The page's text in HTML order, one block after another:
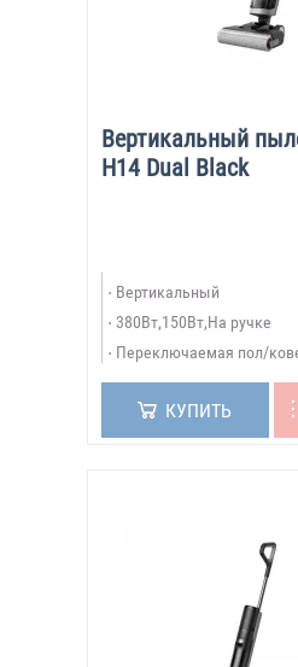
Вертикальный
H14 Dual Black
Вертикальный
380Вт,150Вт,На ручке
Переключаемая пол/
КУПИТЬ